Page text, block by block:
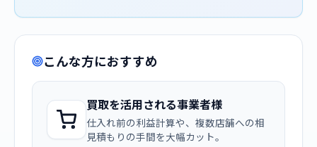
こんな方におすすめ
買取を活用される事業者様
仕入れ前の利益計算や、複数店舗への相
見積もりの手間を大幅カット。